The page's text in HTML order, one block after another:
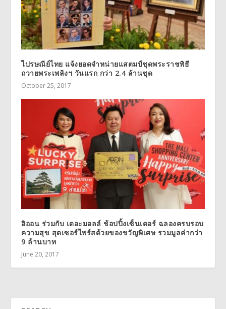
ไปรษณีย์ไทย แจ้งยอดจำหน่ายแสตมป์ชุดพระราชพิธี
ถวายพระเพลิงฯ วันแรก กว่า 2.4 ล้านชุด
October 25, 2017
อิออน ร่วมกับ เดอะมอลล์ ช้อปปิ้งเซ็นเตอร์ ฉลองครบรอบ
ความสุข สุดเซอร์ไพร์สด้วยของขวัญพิเศษ รวมมูลค่ากว่า
9 ล้านบาท
June 20, 2017